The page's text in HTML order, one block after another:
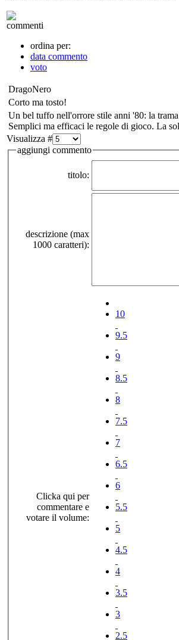
commenti
ordina per:
data commento
voto
DragoNero
Corto ma tosto!
Un bel tuffo nell'orrore stile anni '80: la
Semplici ma efficaci le regole di gioco. La
Visualizza #
aggiungi commento
titolo:
descrizione (max
1000 caratteri):
Clicka qui per
commentare e
votare il volume:
10
9.5
9
8.5
8
7.5
7
6.5
6
5.5
5
4.5
4
3.5
3
2.5